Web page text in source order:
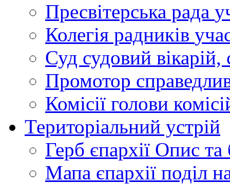
Пресвітерська рада
Колегія радників
Суд судовий вікарій,
Промотор
Комісії голови
Територіальний устрій
Герб єпархії Опис та
Мапа єпархії поділ